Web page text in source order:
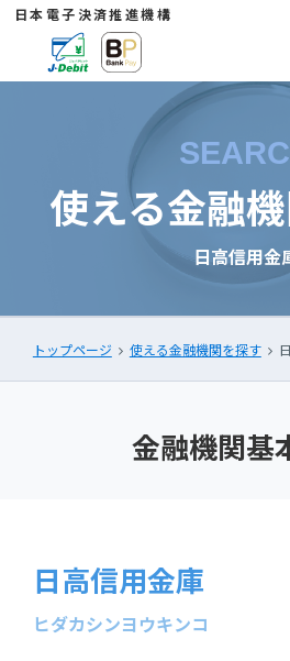
日本電子決済推進機構
使える金融
日高信用金
トップページ 使える金融機関を探す
金融機関基
日高信用金庫
ヒダカシンヨウキンコ